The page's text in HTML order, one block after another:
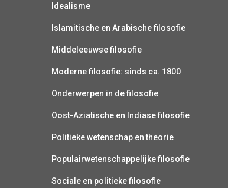
Idealisme
Islamitische en Arabische filosofie
Middeleeuwse filosofie
Moderne filosofie: sinds ca. 1800
Onderwerpen in de filosofie
Oost-Aziatische en Indiase filosofie
Politieke wetenschap en theorie
Populairwetenschappelijke filosofie
Sociale en politieke filosofie